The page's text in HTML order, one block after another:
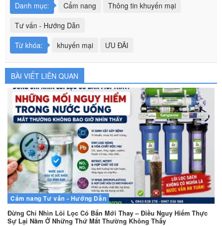
Danh mục: Cẩm nang
Thông tin khuyến mại
Tư vấn - Hướng Dẫn
Từ khóa:
khuyến mại ƯU ĐÃI
BÀI VIẾT LIÊN QUAN
Cẩm nang Tư vấn - Hướng Dẫn
Đừng Chỉ Nhìn Lõi Lọc Có Bẩn Mới Thay – Điều Nguy Hiểm Thực
Sự Lại Nằm Ở Những Thứ Mắt Thường Không Thấy